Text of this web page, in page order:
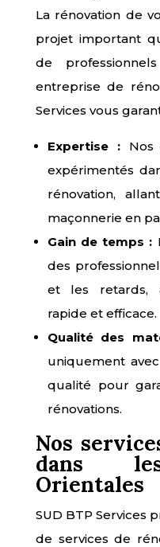
La rénovation de
projet important
de
entreprise de
Services vous
Expertise :Nos
expérimentés
rénovation,
maçonnerie en
Gain de temps :
des
et les retards,
rapide et efficace.
Qualité des
uniquement
qualité pour
rénovations.
Nos
dans
Orientales
SUD BTP Services
de services de